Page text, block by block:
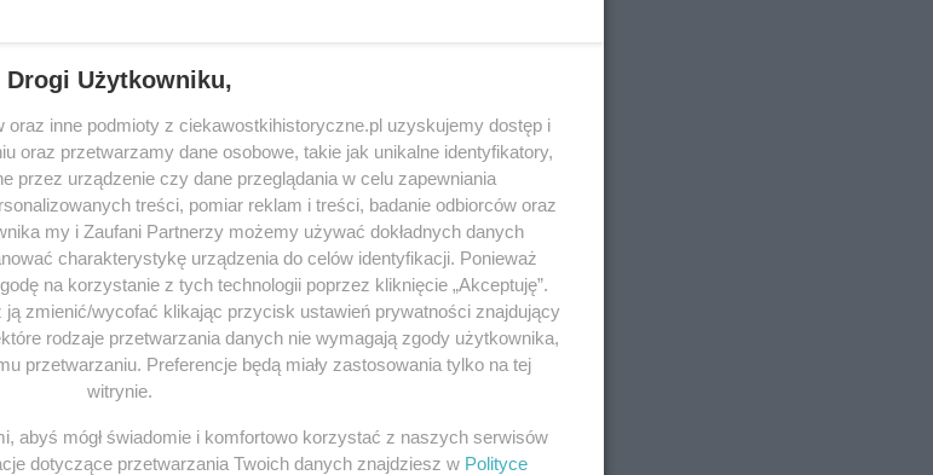
szpiegiem nazistów.
Drogi Użytkowniku,
oraz inne podmioty z ciekawostkihistoryczne.pl uzyskujemy dostęp i
oraz przetwarzamy dane osobowe, takie jak unikalne identyfikatory,
przez urządzenie czy dane przeglądania w celu zapewniania
treści, pomiar reklam i treści, badanie odbiorców oraz
my i Zaufani Partnerzy możemy używać dokładnych danych
charakterystykę urządzenia do celów identyfikacji. Ponieważ
na korzystanie z tych technologii poprzez kliknięcie „Akceptuję”.
zmienić/wycofać klikając przycisk ustawień prywatności znajdujący
rodzaje przetwarzania danych nie wymagają zgody użytkownika,
przetwarzaniu. Preferencje będą miały zastosowania tylko na tej
witrynie.
abyś mógł świadomie i komfortowo korzystać z naszych serwisów
dotyczące przetwarzania Twoich danych znajdziesz w Polityce